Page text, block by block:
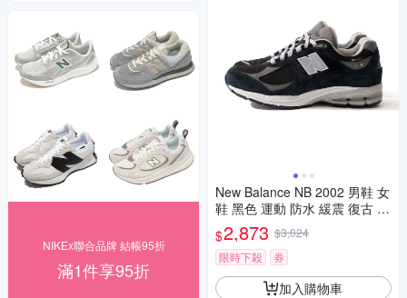
NIKEx聯合品牌 結帳95折
滿1件享95折
New Balance NB 2002 男鞋 女
鞋 黑色 運動 防水 緩震 復古 休
閒鞋 M2002RXD
$2,873 $3,024
限時下殺
券
加入購物車